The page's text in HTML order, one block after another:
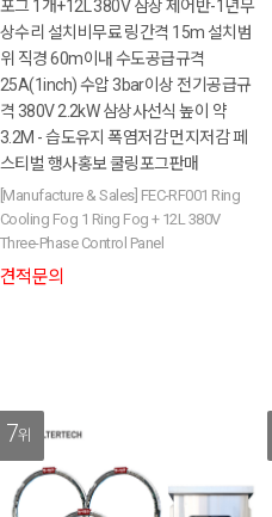
포그 1개+12L 380V 삼상 제어반-1년무
상수리 설치비무료 링간격 15m 설치범
위 직경 60m이내 수도공급규격
25A(1inch) 수압 3bar이상 전기공급규
격 380V 2.2kW 삼상사선식 높이 약
3.2M - 습도유지 폭염저감 먼지저감 페
스티벌 행사홍보 쿨링포그판매
[Manufacture & Sales] FEC-RF001 Ring
Cooling Fog 1 Ring Fog + 12L 380V
Three-Phase Control Panel
견적문의
7위